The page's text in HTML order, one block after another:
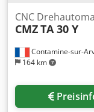
Contamine-sur-
164 km
CNC
CMZTA 30 Y